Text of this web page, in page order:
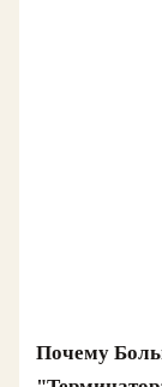
Почему